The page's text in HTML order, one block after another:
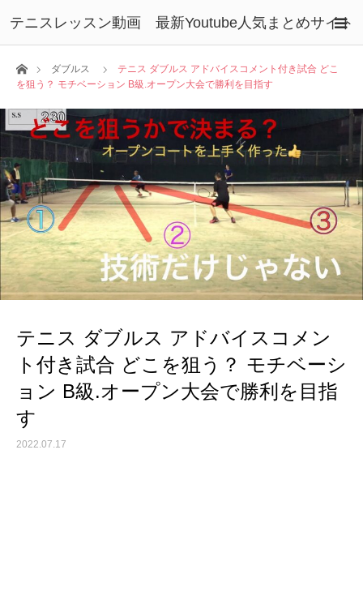
テニスレッスン動画 最新Youtube人気まとめサイト
ホームダブルス
テニス ダブルス アドバイスコメント付き試合 どこ
を狙う？ モチベーション B級.オープン大会で勝利を目指す
テニス ダブルス アドバイスコメン
ト付き試合 どこを狙う？ モチベーシ
ョン B級.オープン大会で勝利を目指
す
2022.07.17